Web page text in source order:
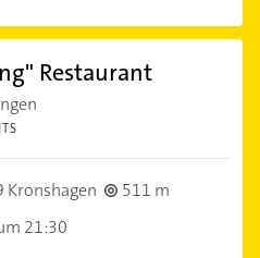
Restaurant
Kronshagen
511 m
21:30